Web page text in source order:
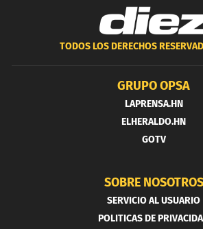
TODOS LOS DERECHOS
GRUPO OPSA
LAPRENSA.HN
ELHERALDO.HN
GOTV
SOBRE NOSOTROS
SERVICIO AL USUARIO
POLITICAS DE